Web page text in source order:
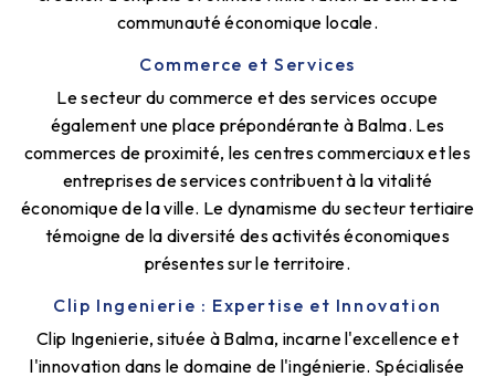
communauté économique locale.
Commerce et Services
Le secteur du commerce et des services occupe
également une place prépondérante à Balma. Les
commerces de proximité, les centres commerciaux et les
entreprises de services contribuent à la vitalité
économique de la ville. Le dynamisme du secteur tertiaire
témoigne de la diversité des activités économiques
présentes sur le territoire.
Clip Ingenierie : Expertise et Innovation
Clip Ingenierie, située à Balma, incarne l'excellence et
l'innovation dans le domaine de l'ingénierie. Spécialisée